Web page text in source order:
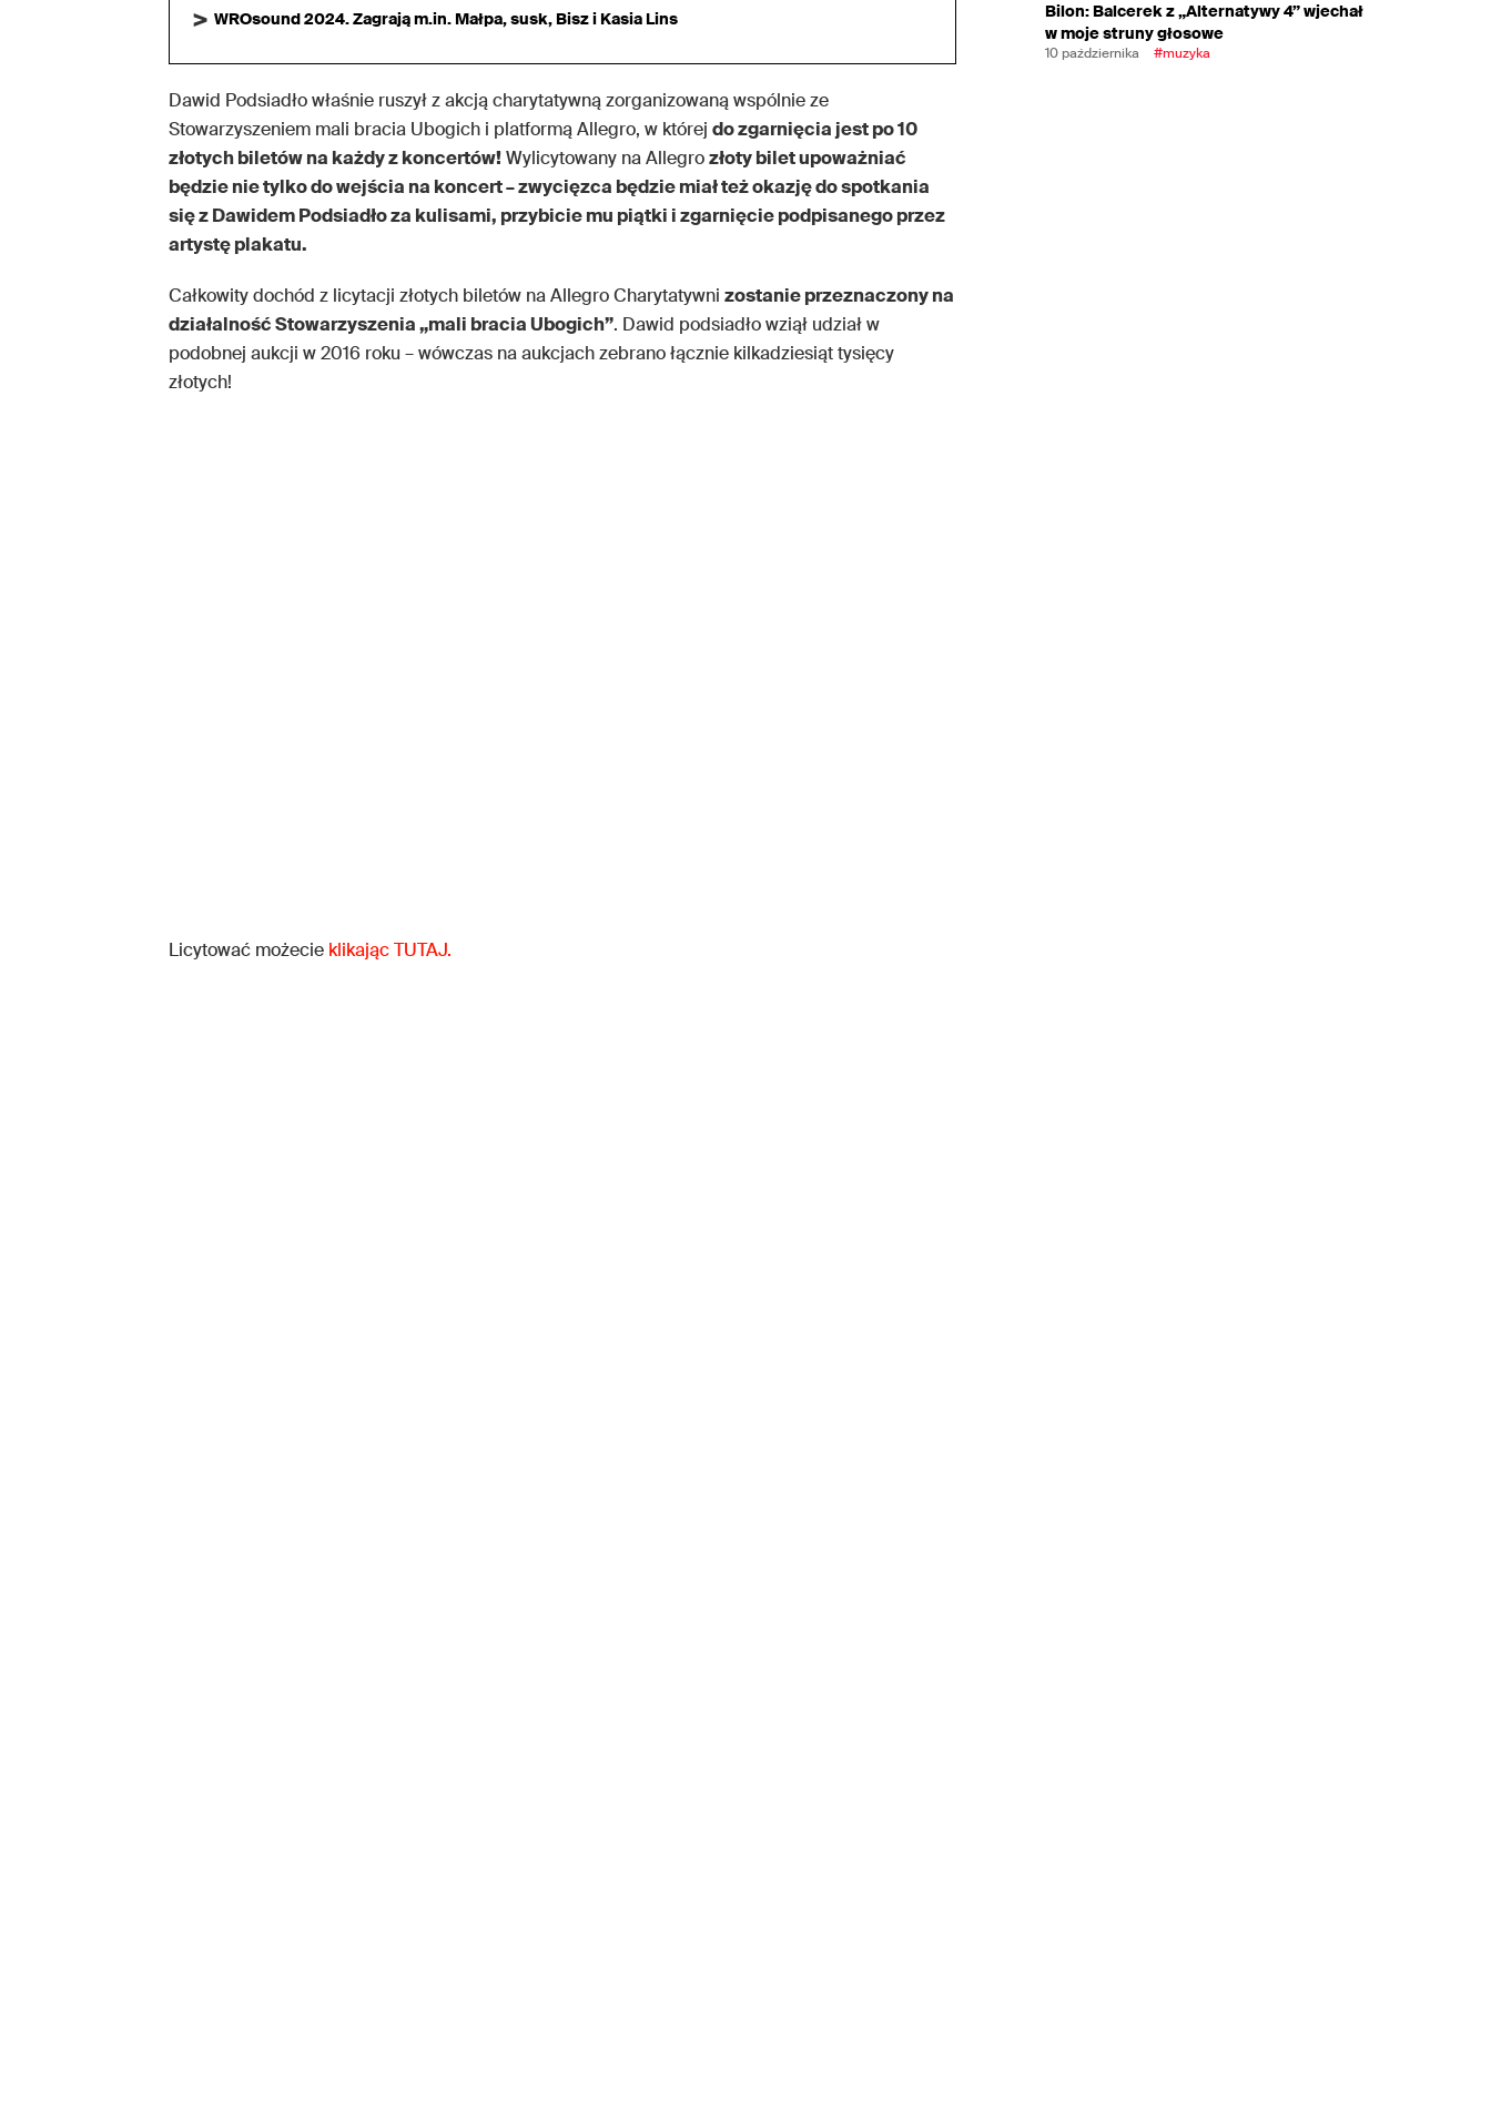
WROsound 2024. Zagrają m.in. Małpa, susk, Bisz i Kasia Lins
Dawid Podsiadło właśnie ruszył z akcją charytatywną zorganizowaną wspólnie ze
Stowarzyszeniem mali bracia Ubogich i platformą Allegro, w której do zgarnięcia jest po 10
złotych biletów na każdy z koncertów!Wylicytowany na Allegrozłoty bilet upoważniać
będzie nie tylko do wejścia na koncert – zwycięzca będzie miał też okazję do spotkania
się z Dawidem Podsiadło za kulisami, przybicie mu piątki i zgarnięcie podpisanego przez
artystę plakatu.
Całkowity dochód z licytacji złotych biletów na Allegro Charytatywni zostanie przeznaczony na
działalność Stowarzyszenia „mali bracia Ubogich”. Dawid podsiadło wziął udział w
podobnej aukcji w 2016 roku – wówczas na aukcjach zebrano łącznie kilkadziesiąt tysięcy
złotych!
Licytować możecie klikając TUTAJ.
Bilon: Balcerek z „Alternatywy 4” wjechał
w moje struny głosowe
10 października #muzyka